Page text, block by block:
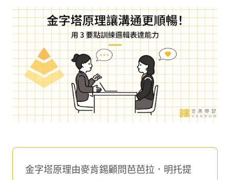
金字塔原理由麥肯錫顧問芭芭拉．明托提